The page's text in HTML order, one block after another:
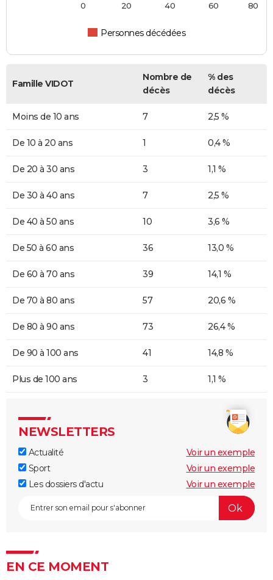
Personnes décédées
0 20 40 60 80
Famille VIDOT
Nombre de
décès
% des
décès
Moins de 10 ans 7 2,5 %
De 10 à 20 ans 1 0,4 %
De 20 à 30 ans 3 1,1 %
De 30 à 40 ans 7 2,5 %
De 40 à 50 ans 10 3,6 %
De 50 à 60 ans 36 13,0 %
De 60 à 70 ans 39 14,1 %
De 70 à 80 ans 57 20,6 %
De 80 à 90 ans 73 26,4 %
De 90 à 100 ans 41 14,8 %
Plus de 100 ans 3 1,1 %
NEWSLETTERS
Actualité
Voir un exemple
Sport
Voir un exemple
Les dossiers d'actu
Voir un exemple
EN CE MOMENT